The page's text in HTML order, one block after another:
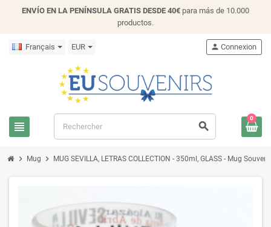
ENVÍO EN LA PENÍNSULA GRATIS DESDE 40€ para más de 10.000
productos.
Français EUR
view_headline search
person Connexion
0
chevron_right Mug chevron_right MUG SEVILLA, LETRAS COLLECTION - 350ml, GLASS - Mug